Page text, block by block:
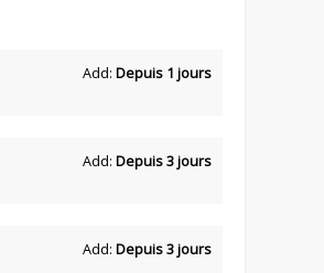
Add: Depuis 1 jours
Add: Depuis 3 jours
Add: Depuis 3 jours